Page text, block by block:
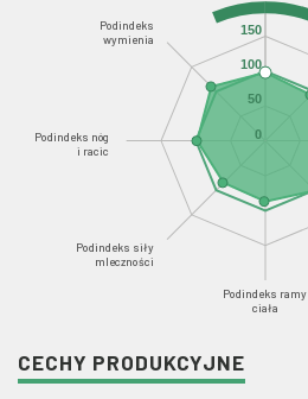
Podindeks ramy
ciała
Podindeks siły
mleczności
Podindeks nóg
i racic
Podindeks
wymienia
0
50
100
150
CECHY PRODUKCYJNE